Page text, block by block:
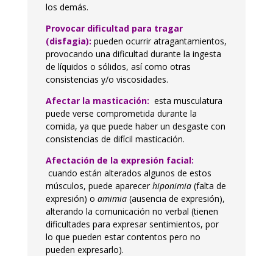
los demás.
Provocar dificultad para tragar
(disfagia): pueden ocurrir atragantamientos,
provocando una dificultad durante la ingesta
de líquidos o sólidos, así como otras
consistencias y/o viscosidades.
Afectar la masticación: esta musculatura
puede verse comprometida durante la
comida, ya que puede haber un desgaste con
consistencias de difícil masticación.
Afectación de la expresión facial:
cuando están alterados algunos de estos
músculos, puede aparecerhiponimia(falta de
expresión) o amimia(ausencia de expresión),
alterando la comunicación no verbal (tienen
dificultades para expresar sentimientos, por
lo que pueden estar contentos pero no
pueden expresarlo).